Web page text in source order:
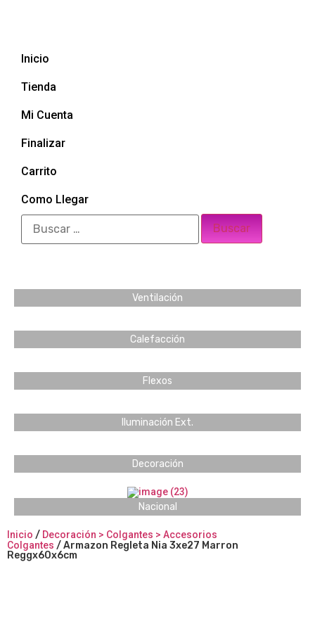
Inicio
Tienda
Mi Cuenta
Finalizar
Carrito
Como Llegar
Ventilación
Calefacción
Flexos
Iluminación Ext.
Decoración
Nacional
Inicio / Decoración > Colgantes > Accesorios
Colgantes / Armazon Regleta Nia 3xe27 Marron
Reggx60x6cm